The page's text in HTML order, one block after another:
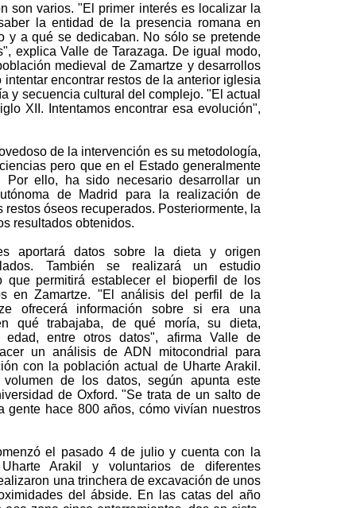
son varios. "El primer interés es localizar la
la entidad de la presencia romana en
y a qué se dedicaban. No sólo se pretende
explica Valle de Tarazaga. De igual modo,
medieval de Zamartze y desarrollos
encontrar restos de la anterior iglesia
y secuencia cultural del complejo. "El actual
XII. Intentamos encontrar esa evolución",
de la intervención es su metodología,
pero que en el Estado generalmente
ello, ha sido necesario desarrollar un
de Madrid para la realización de
óseos recuperados. Posteriormente, la
resultados obtenidos.
aportará datos sobre la dieta y origen
También se realizará un estudio
que permitirá establecer el bioperfil de los
en Zamartze. "El análisis del perfil de la
ofrecerá información sobre si era una
qué trabajaba, de qué moría, su dieta,
edad, entre otros datos", afirma Valle de
un análisis de ADN mitocondrial para
con la población actual de Uharte Arakil.
de los datos, según apunta este
de Oxford. "Se trata de un salto de
gente hace 800 años, cómo vivían nuestros
el pasado 4 de julio y cuenta con la
Arakil y voluntarios de diferentes
una trinchera de excavación de unos
del ábside. En las catas del año